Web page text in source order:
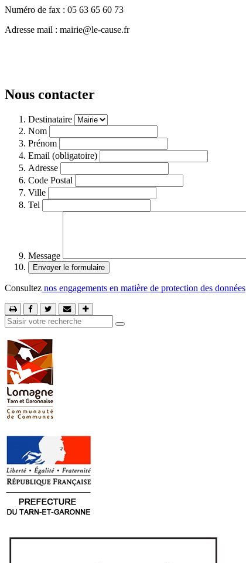
Numéro de fax : 05 63 65 60 73
Adresse mail : mairie@le-cause.fr
Nous contacter
Destinataire
Nom
Prénom
Email (obligatoire)
Adresse
Code Postal
Ville
Tel
Message
Consultez nos engagements en matière de protection des données